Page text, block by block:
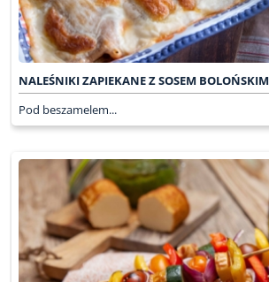
NALEŚNIKI ZAPIEKANE Z SOSEM BOLOŃSKIM
Pod beszamelem...